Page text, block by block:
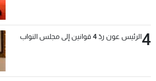
4الرئيس عون ردّ 4 قوانين إلى مجلس النواب